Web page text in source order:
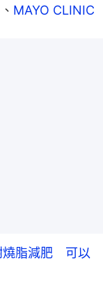
MAYO CLINIC
燒脂減肥 可以